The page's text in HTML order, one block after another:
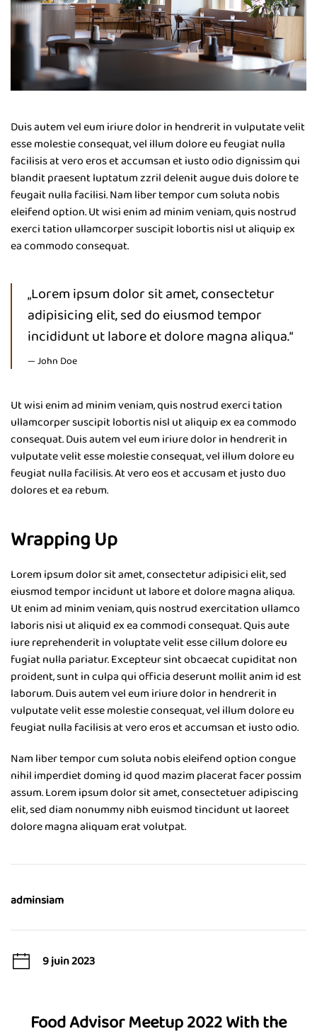
Duis autem vel eum iriure dolor in hendrerit in vulputate velit
esse molestie consequat, vel illum dolore eu feugiat nulla
facilisis at vero eros et accumsan et iusto odio dignissim qui
blandit praesent luptatum zzril delenit augue duis dolore te
feugait nulla facilisi. Nam liber tempor cum soluta nobis
eleifend option. Ut wisi enim ad minim veniam, quis nostrud
exerci tation ullamcorper suscipit lobortis nisl ut aliquip ex
ea commodo consequat.
„Lorem ipsum dolor sit amet, consectetur
adipisicing elit, sed do eiusmod tempor
incididunt ut labore et dolore magna aliqua.“
John Doe
Ut wisi enim ad minim veniam, quis nostrud exerci tation
ullamcorper suscipit lobortis nisl ut aliquip ex ea commodo
consequat. Duis autem vel eum iriure dolor in hendrerit in
vulputate velit esse molestie consequat, vel illum dolore eu
feugiat nulla facilisis. At vero eos et accusam et justo duo
dolores et ea rebum.
Wrapping Up
Lorem ipsum dolor sit amet, consectetur adipisici elit, sed
eiusmod tempor incidunt ut labore et dolore magna aliqua.
Ut enim ad minim veniam, quis nostrud exercitation ullamco
laboris nisi ut aliquid ex ea commodi consequat. Quis aute
iure reprehenderit in voluptate velit esse cillum dolore eu
fugiat nulla pariatur. Excepteur sint obcaecat cupiditat non
proident, sunt in culpa qui officia deserunt mollit anim id est
laborum. Duis autem vel eum iriure dolor in hendrerit in
vulputate velit esse molestie consequat, vel illum dolore eu
feugiat nulla facilisis at vero eros et accumsan et iusto odio.
Nam liber tempor cum soluta nobis eleifend option congue
nihil imperdiet doming id quod mazim placerat facer possim
assum. Lorem ipsum dolor sit amet, consectetuer adipiscing
elit, sed diam nonummy nibh euismod tincidunt ut laoreet
dolore magna aliquam erat volutpat.
adminsiam
9 juin 2023
Food Advisor Meetup 2022 With the